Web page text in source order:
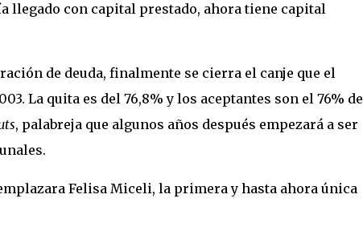
llegado con capital prestado, ahora tiene capital
de deuda, finalmente se cierra el canje que el
La quita es del 76,8% y los aceptantes son el 76% de
, palabreja que algunos años después empezará a ser
Felisa Miceli, la primera y hasta ahora única